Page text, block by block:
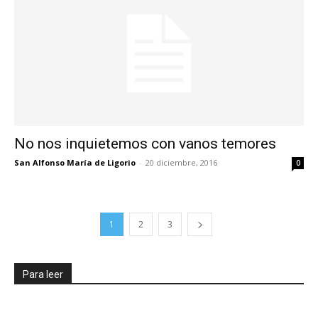
No nos inquietemos con vanos temores
San Alfonso María de Ligorio - 20 diciembre, 2016 0
1 2 3
Para leer